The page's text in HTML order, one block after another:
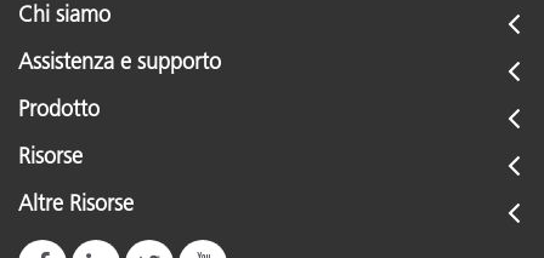
Chi siamo
Assistenza e supporto
Prodotto
Risorse
Altre Risorse